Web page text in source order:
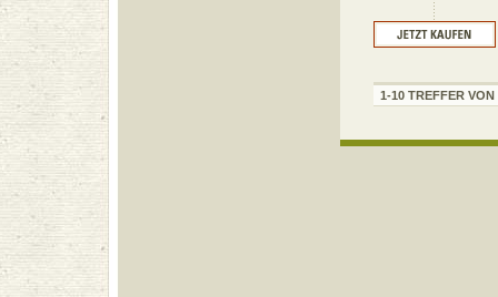
1-10 TREFFER VON